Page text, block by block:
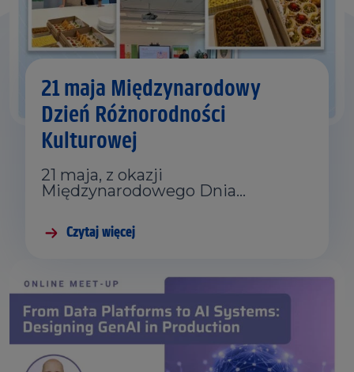
21 maja Międzynarodowy
Dzień Różnorodności
Kulturowej
21 maja, z okazji
Międzynarodowego Dnia…
Czytaj więcej